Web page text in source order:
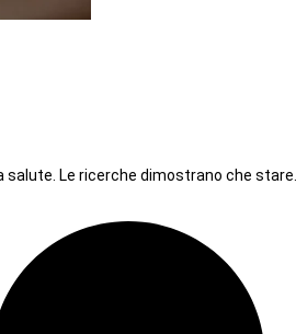
Le ricerche dimostrano che stare…